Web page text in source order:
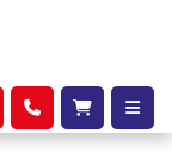
zelfkl. 25 mm alu